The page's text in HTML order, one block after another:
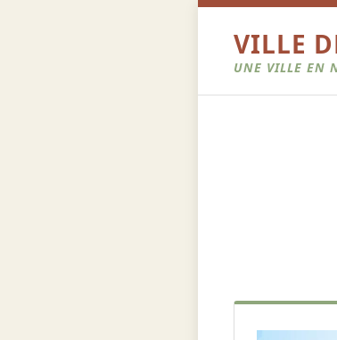
VILLE
UNE VILLE EN